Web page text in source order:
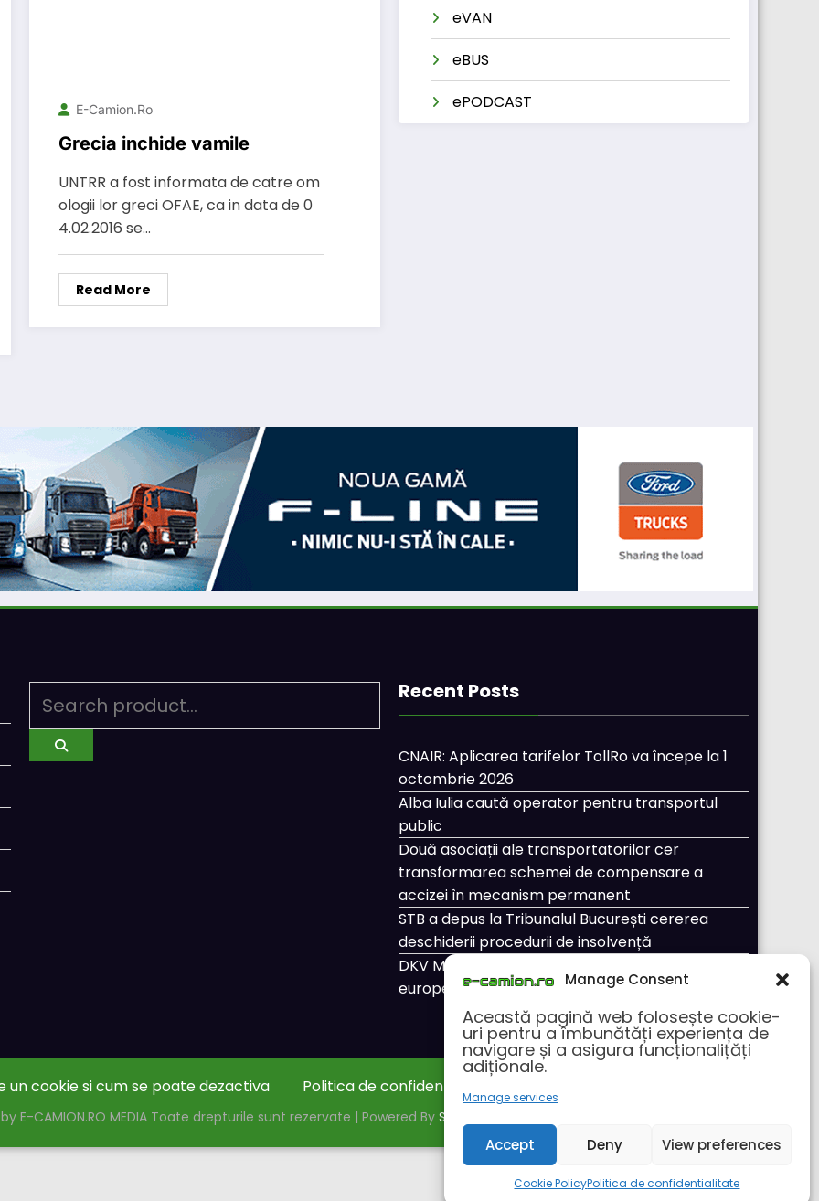
Manage Consent
Această pagină web folosește cookie-
uri pentru a îmbunătăți experiența de
navigare și a asigura funcționalițăți
adiționale.
Manage services
Accept Deny View preferences
Cookie PolicyPolitica de confidentialitate
E-Camion.ro
Grecia inchide vamile
UNTRR a fost informata de catre om
ologii lor greci OFAE, ca in data de 0
4.02.2016 se…
Read More
eVAN
eBUS
ePODCAST
Recent Posts
CNAIR: Aplicarea tarifelor TollRo va începe la 1
octombrie 2026
Alba Iulia caută operator pentru transportul
public
Două asociații ale transportatorilor cer
transformarea schemei de compensare a
accizei în mecanism permanent
STB a depus la Tribunalul București cererea
deschiderii procedurii de insolvență
DKV Mobility și Shell își extind parteneriatul
european
un cookie si cum se poate dezactiva Politica de confidentialitate
E-CAMION.RO MEDIA Toate drepturile sunt rezervate | Powered By SpiceThemes